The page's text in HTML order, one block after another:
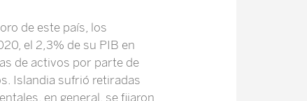
de este país, los
el 2,3% de su PIB en
de activos por parte de
Islandia sufrió retiradas
en general, se fijaron